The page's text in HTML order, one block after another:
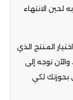
الانتهاء
المنتج الذي
توجه إلى
بحوزتك لكي